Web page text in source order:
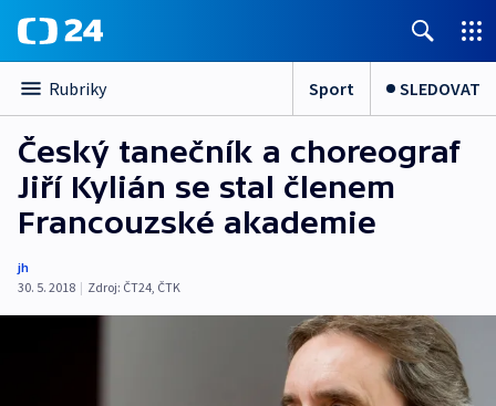
Rubriky Sport SLEDOVAT
Český tanečník a choreograf
Jiří Kylián se stal členem
Francouzské akademie
jh
30. 5. 2018 | Zdroj: ČT24, ČTK